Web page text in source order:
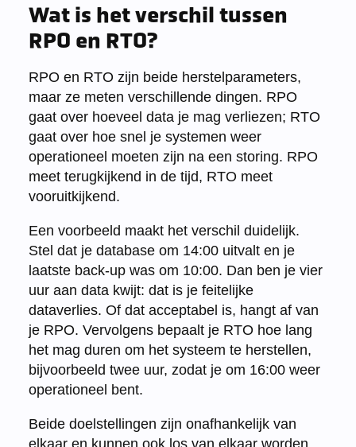
Wat is het verschil tussen
RPO en RTO?
RPO en RTO zijn beide herstelparameters,
maar ze meten verschillende dingen. RPO
gaat over hoeveel data je mag verliezen; RTO
gaat over hoe snel je systemen weer
operationeel moeten zijn na een storing. RPO
meet terugkijkend in de tijd, RTO meet
vooruitkijkend.
Een voorbeeld maakt het verschil duidelijk.
Stel dat je database om 14:00 uitvalt en je
laatste back-up was om 10:00. Dan ben je vier
uur aan data kwijt: dat is je feitelijke
dataverlies. Of dat acceptabel is, hangt af van
je RPO. Vervolgens bepaalt je RTO hoe lang
het mag duren om het systeem te herstellen,
bijvoorbeeld twee uur, zodat je om 16:00 weer
operationeel bent.
Beide doelstellingen zijn onafhankelijk van
elkaar en kunnen ook los van elkaar worden